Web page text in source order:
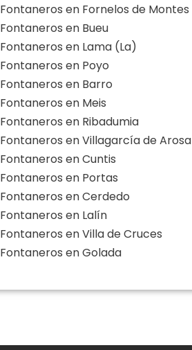
Fontaneros en Fornelos de Montes
Fontaneros en Bueu
Fontaneros en Lama (La)
Fontaneros en Poyo
Fontaneros en Barro
Fontaneros en Meis
Fontaneros en Ribadumia
Fontaneros en Villagarcía de Arosa
Fontaneros en Cuntis
Fontaneros en Portas
Fontaneros en Cerdedo
Fontaneros en Lalín
Fontaneros en Villa de Cruces
Fontaneros en Golada